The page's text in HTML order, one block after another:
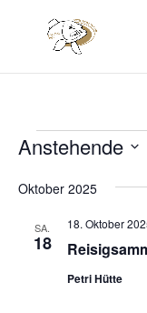
Anstehende
wählen.
Oktober 2025
SA.
18
18. Oktober
Petri Hütte